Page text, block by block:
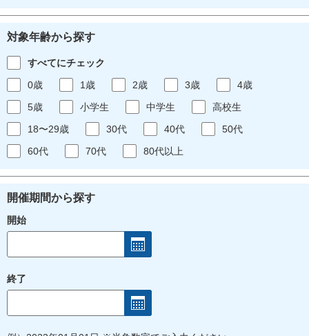
対象年齢から探す
すべてにチェック
0歳
1歳 2歳 3歳
4歳
5歳
小学生 中学生
高校生
18〜29歳
30代 40代
50代
60代
70代 80代以上
開催期間から探す
開始
終了